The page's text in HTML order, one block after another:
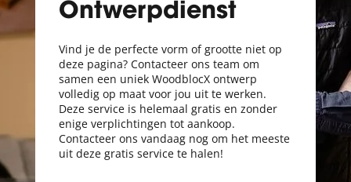
Ontwerpdienst
Vind je de perfecte vorm of grootte niet op
deze pagina? Contacteer ons team om
samen een uniek WoodblocX ontwerp
volledig op maat voor jou uit te werken.
Deze service is helemaal gratis en zonder
enige verplichtingen tot aankoop.
Contacteer ons vandaag nog om het meeste
uit deze gratis service te halen!